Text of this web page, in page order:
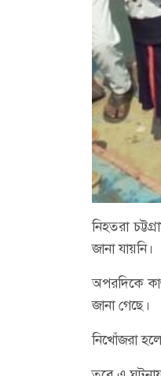
নিহতরা
জানা যায়নি।
অপরদিকে
জানা গেছে।
নিখোঁজরা